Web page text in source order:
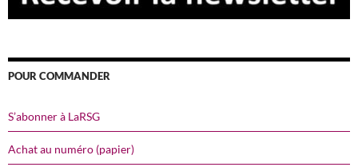
POUR COMMANDER
S’abonner à LaRSG
Achat au numéro (papier)